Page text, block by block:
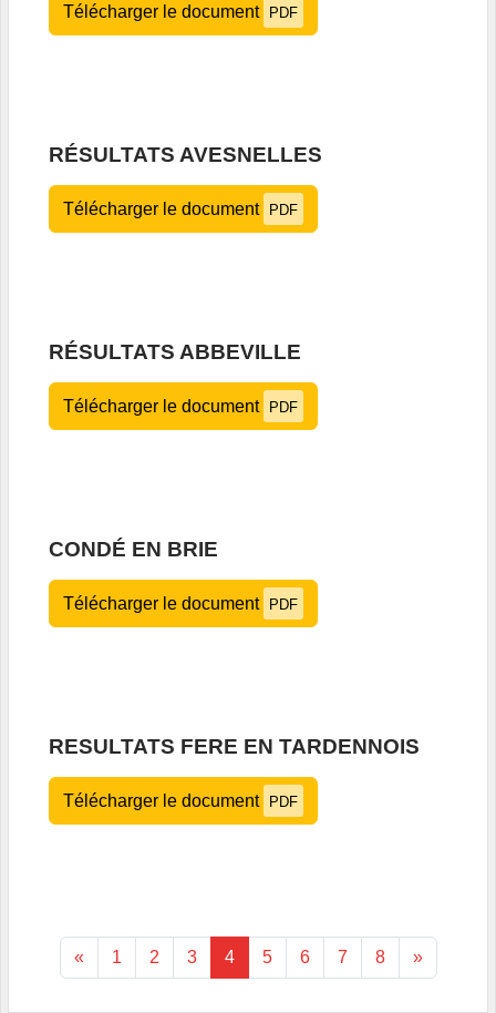
Télécharger le document PDF
RÉSULTATS AVESNELLES
Télécharger le document PDF
RÉSULTATS ABBEVILLE
Télécharger le document PDF
CONDÉ EN BRIE
Télécharger le document PDF
RESULTATS FERE EN TARDENNOIS
Télécharger le document PDF
« 1 2 3 4 5 6 7 8 »